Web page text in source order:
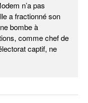
n’a pas
a fractionné son
bombe à
comme chef de
captif, ne